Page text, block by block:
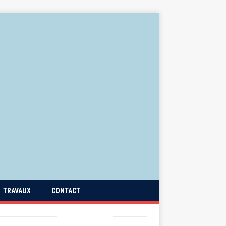
TRAVAUX CONTACT